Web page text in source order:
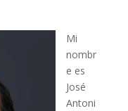
Mi
nombr
e es
José
Antoni